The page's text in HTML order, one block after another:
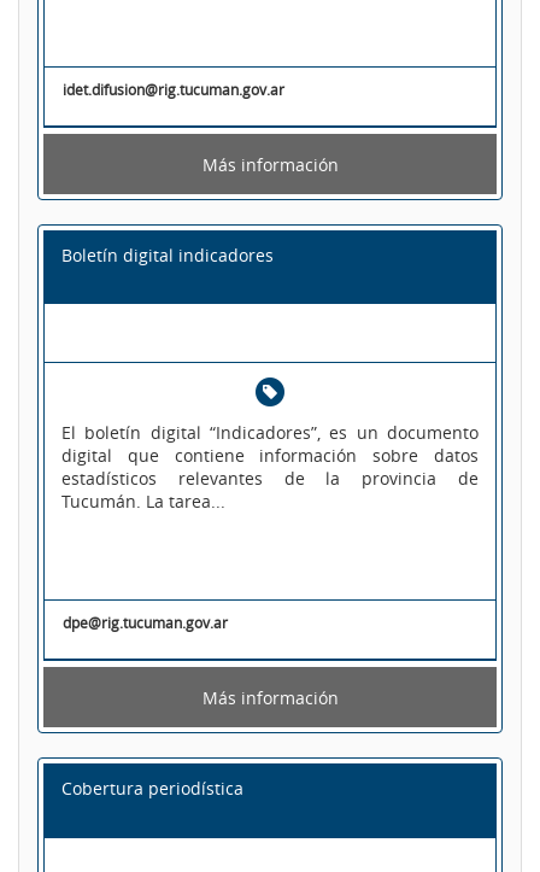
idet.difusion@rig.tucuman.gov.ar
Más información
Boletín digital indicadores
El boletín digital “Indicadores”, es un documento
digital que contiene información sobre datos
estadísticos relevantes de la provincia de
Tucumán. La tarea...
dpe@rig.tucuman.gov.ar
Más información
Cobertura periodística